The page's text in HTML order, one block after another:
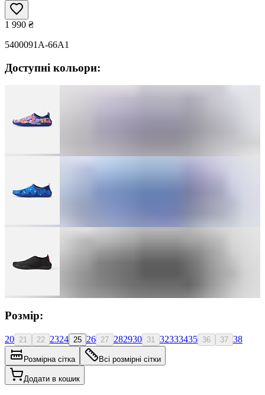
1 990 ₴
5400091A-66A1
Доступні кольори:
Розмір:
20 21 22 2324 25 26 27 282930 31 32333435 36 37 38
Розмірна сітка Всі розмірні сітки
Додати в кошик